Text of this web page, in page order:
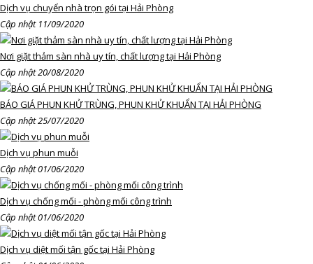
Dịch vụ chuyển nhà trọn gói tại Hải Phòng
Cập nhật 11/09/2020
Nơi giặt thảm sàn nhà uy tín, chất lượng tại Hải Phòng
Cập nhật 20/08/2020
BÁO GIÁ PHUN KHỬ TRÙNG, PHUN KHỬ KHUẨN TẠI HẢI PHÒNG
Cập nhật 25/07/2020
Dịch vụ phun muỗi
Cập nhật 01/06/2020
Dịch vụ chống mối - phòng mối công trình
Cập nhật 01/06/2020
Dịch vụ diệt mối tận gốc tại Hải Phòng